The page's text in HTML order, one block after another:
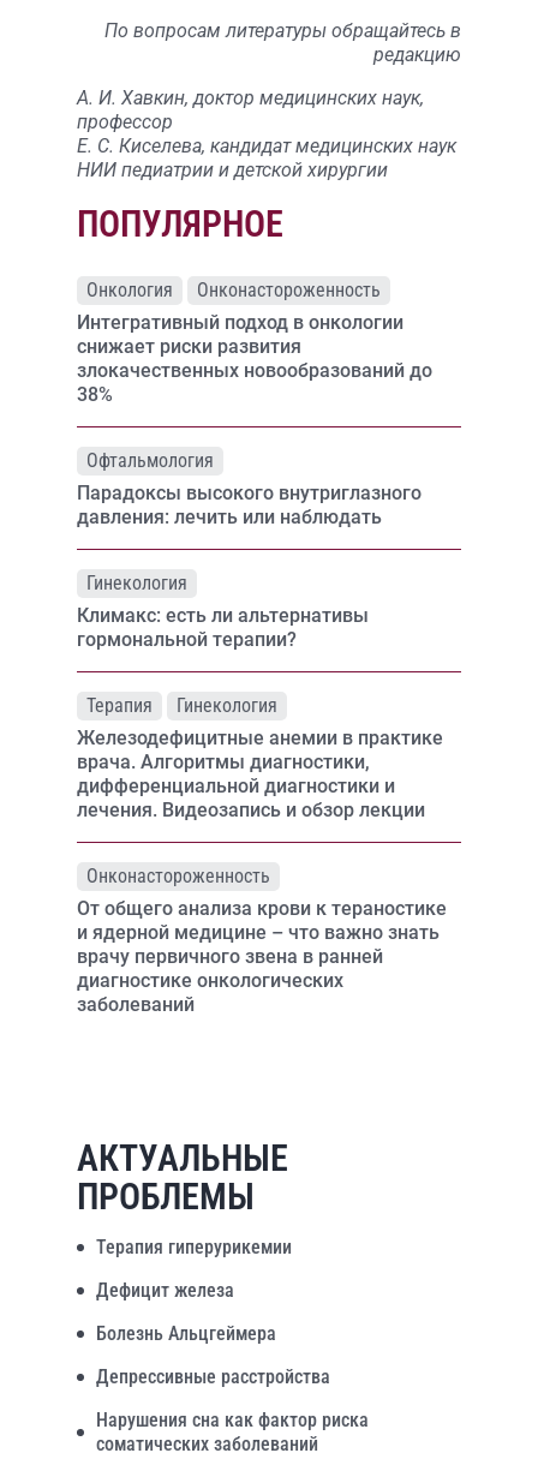
По вопросам литературы обращайтесь в
редакцию
А. И. Хавкин, доктор медицинских наук,
профессор
Е. С. Киселева, кандидат медицинских наук
НИИ педиатрии и детской хирургии
ПОПУЛЯРНОЕ
Онкология
Онконастороженность
Интегративный подход в онкологии
снижает риски развития
злокачественных новообразований до
38%
Офтальмология
Парадоксы высокого внутриглазного
давления: лечить или наблюдать
Гинекология
Климакс: есть ли альтернативы
гормональной терапии?
Терапия
Гинекология
Железодефицитные анемии в практике
врача. Алгоритмы диагностики,
дифференциальной диагностики и
лечения. Видеозапись и обзор лекции
Онконастороженность
От общего анализа крови к тераностике
и ядерной медицине – что важно знать
врачу первичного звена в ранней
диагностике онкологических
заболеваний
АКТУАЛЬНЫЕ
ПРОБЛЕМЫ
Терапия гиперурикемии
Дефицит железа
Болезнь Альцгеймера
Депрессивные расстройства
Нарушения сна как фактор риска
соматических заболеваний